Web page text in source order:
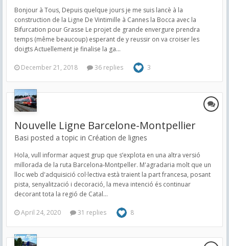
Bonjour à Tous, Depuis quelque jours je me suis lancè à la
construction de la Ligne De Vintimille à Cannes la Bocca avec la
Bifurcation pour Grasse Le projet de grande envergure prendra
temps (même beaucoup) esperant de y reussir on va croiser les
doigts Actuellement je finalise la ga...
December 21, 2018 36 replies 3
Nouvelle Ligne Barcelone-Montpellier
Basi posted a topic in Création de lignes
Hola, vull informar aquest grup que s’explota en una altra versió
millorada de la ruta Barcelona-Montpeller. M'agradaria molt que un
lloc web d'adquisició col·lectiva està traient la part francesa, posant
pista, senyalització i decoració, la meva intenció és continuar
decorant tota la regió de Catal...
April 24, 2020 31 replies 8